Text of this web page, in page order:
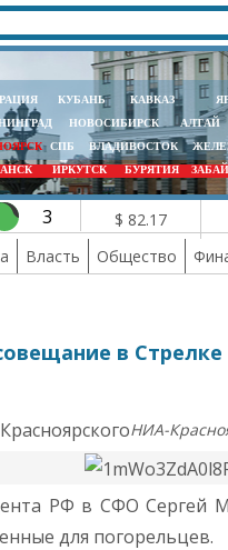
КУБАНЬ КАВКАЗ
НОВОСИБИРСК АЛТАЙ
СПБ ВЛАДИВОСТОК
ИРКУТСК БУРЯТИЯ
3 $ 82.17
Власть Общество
в Стрелке
НИА-
РФ в СФО Сергей
для погорельцев.